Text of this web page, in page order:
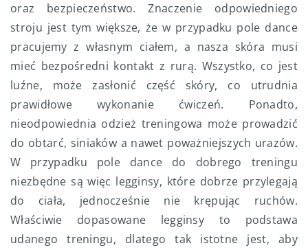
oraz bezpieczeństwo. Znaczenie odpowiedniego
stroju jest tym większe, że w przypadku pole dance
pracujemy z własnym ciałem, a nasza skóra musi
mieć bezpośredni kontakt z rurą. Wszystko, co jest
luźne, może zasłonić część skóry, co utrudnia
prawidłowe wykonanie ćwiczeń. Ponadto,
nieodpowiednia odzież treningowa może prowadzić
do obtarć, siniaków a nawet poważniejszych urazów.
W przypadku pole dance do dobrego treningu
niezbędne są więc legginsy, które dobrze przylegają
do ciała, jednocześnie nie krępując ruchów.
Właściwie dopasowane legginsy to podstawa
udanego treningu, dlatego tak istotne jest, aby